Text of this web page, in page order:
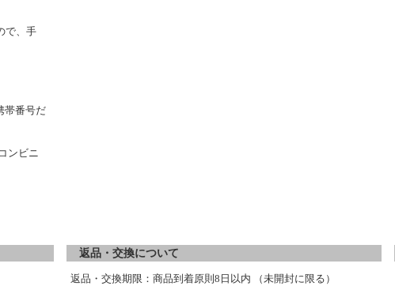
で、手
帯番号だ
ンビニ
返品・交換について
返品・交換期限：商品到着原則8日以内 （未開封に限る）